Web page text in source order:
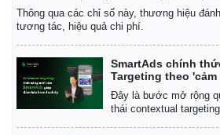
Kinh tế
Khởi nghiệp
Tiêu
Tỷ giá
Giá
Thông qua các chỉ số này, thương hiệu
tương tác, hiệu quả chi phí.
SmartAds chính
Targeting theo 'cảm
Đây là bước mở rộng
thái contextual targeting.